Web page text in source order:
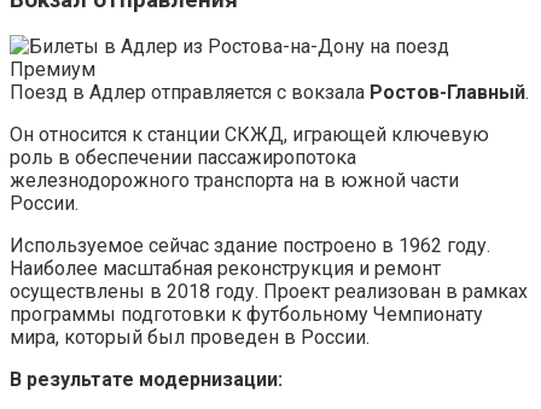
Поезд в Адлер отправляется с вокзала Ростов-Главный.
Он относится к станции СКЖД, играющей ключевую
роль в обеспечении пассажиропотока
железнодорожного транспорта на в южной части
России.
Используемое сейчас здание построено в 1962 году.
Наиболее масштабная реконструкция и ремонт
осуществлены в 2018 году. Проект реализован в рамках
программы подготовки к футбольному Чемпионату
мира, который был проведен в России.
В результате модернизации: